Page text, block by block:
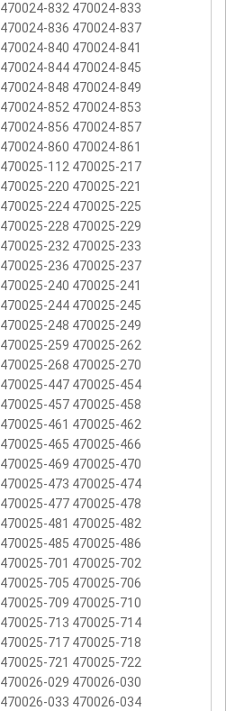
832 470024-833
836 470024-837
840 470024-841
844 470024-845
848 470024-849
852 470024-853
856 470024-857
860 470024-861
112 470025-217
220 470025-221
224 470025-225
228 470025-229
232 470025-233
236 470025-237
240 470025-241
244 470025-245
248 470025-249
259 470025-262
268 470025-270
447 470025-454
457 470025-458
461 470025-462
465 470025-466
469 470025-470
473 470025-474
477 470025-478
481 470025-482
485 470025-486
701 470025-702
705 470025-706
709 470025-710
713 470025-714
717 470025-718
721 470025-722
029 470026-030
033 470026-034